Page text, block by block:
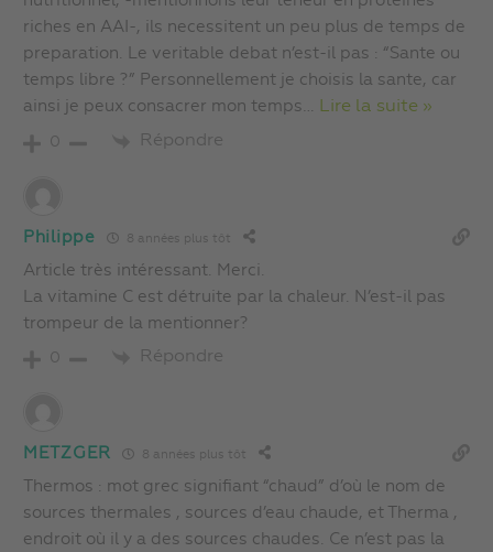
riches en AAI-, ils necessitent un peu plus de temps de
preparation. Le veritable debat n’est-il pas : “Sante ou
temps libre ?” Personnellement je choisis la sante, car
ainsi je peux consacrer mon temps… Lire la suite »
0 Répondre
Philippe 8 années plus tôt
Article très intéressant. Merci.
La vitamine C est détruite par la chaleur. N’est-il pas
trompeur de la mentionner?
0 Répondre
METZGER 8 années plus tôt
Thermos : mot grec signifiant “chaud” d’où le nom de
sources thermales , sources d’eau chaude, et Therma ,
endroit où il y a des sources chaudes. Ce n’est pas la